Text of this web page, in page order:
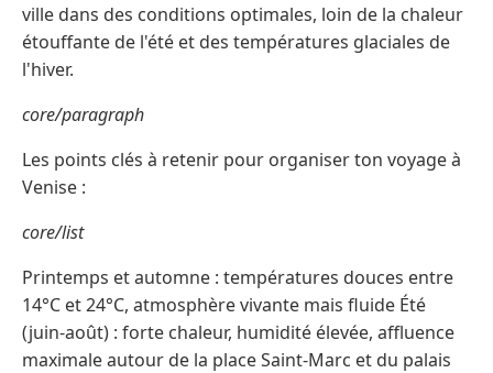
ville dans des conditions optimales, loin de la chaleur
étouffante de l'été et des températures glaciales de
l'hiver.
core/paragraph
Les points clés à retenir pour organiser ton voyage à
Venise :
core/list
Printemps et automne : températures douces entre
14°C et 24°C, atmosphère vivante mais fluide Été
(juin-août) : forte chaleur, humidité élevée, affluence
maximale autour de la place Saint-Marc et du palais